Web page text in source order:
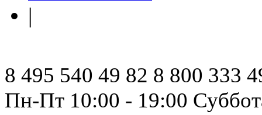
|
8 495 540 49 82 8 800 333
Пн-Пт 10:00 - 19:00